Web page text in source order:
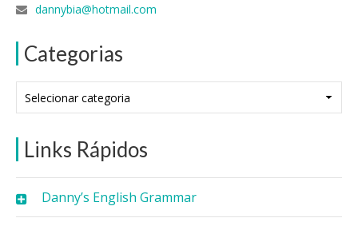
dannybia@hotmail.com
Categorias
Links Rápidos
Danny’s English Grammar